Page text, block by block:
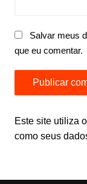
Salvar meus
que eu comentar.
Este site utiliza
como seus